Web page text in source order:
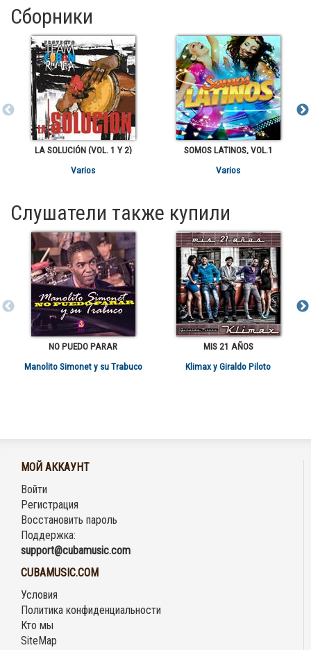
Сборники
LA SOLUCIÓN (VOL. 1 Y 2)
Varios
SOMOS LATINOS, VOL.1
Varios
Слушатели также купили
NO PUEDO PARAR
Manolito Simonet y su Trabuco
MIS 21 AÑOS
Klimax y Giraldo Piloto
МОЙ АККАУНТ
Войти
Регистрация
Восстановить пароль
Поддержка:
support@cubamusic.com
CUBAMUSIC.COM
Условия
Политика конфиденциальности
Кто мы
SiteMap